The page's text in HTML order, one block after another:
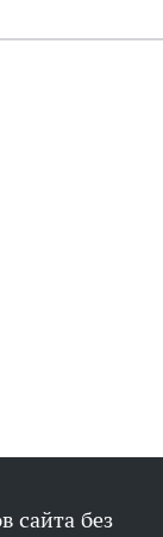
сайта без